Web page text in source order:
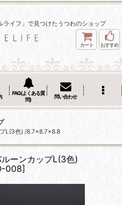
ライフ」で見つけたうつわのショップ
カート おすすめ
FAQ(よくある質
問)
問い合わせ
L(3色) /8.7×8.7×8.8
ーンカップL(3色)
008]